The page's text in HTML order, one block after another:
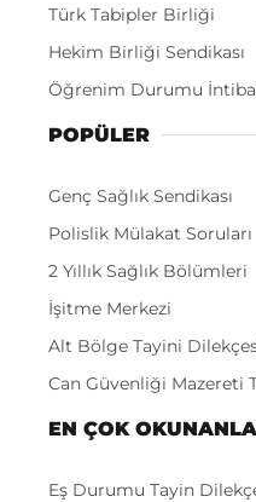
Türk Tabipler Birliği
Hekim Birliği Sendikası
Öğrenim Durumu
POPÜLER
Genç Sağlık Sendikası
Polislik Mülakat Soruları
2 Yıllık Sağlık Bölümleri
İşitme Merkezi
Alt Bölge Tayini
Can Güvenliği Mazereti
EN ÇOK
Eş Durumu Tayin